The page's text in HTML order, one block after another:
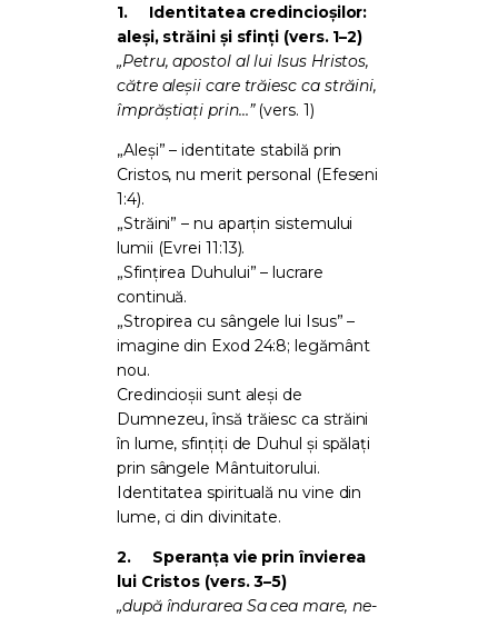
1.
Identitatea credincioșilor:
aleși, străini și sfinți (vers. 1–2)
„Petru, apostol al lui Isus Hristos,
către aleșii care trăiesc ca străini,
împrăștiați prin…”(vers. 1)
„Aleși” – identitate stabilă prin
Cristos, nu merit personal (Efeseni
1:4).
„Străini” – nu aparțin sistemului
lumii (Evrei 11:13).
„Sfințirea Duhului” – lucrare
continuă.
„Stropirea cu sângele lui Isus” –
imagine din Exod 24:8; legământ
nou.
Credincioșii sunt aleși de
Dumnezeu, însă trăiesc ca străini
în lume, sfințiți de Duhul și spălați
prin sângele Mântuitorului.
Identitatea spirituală nu vine din
lume, ci din divinitate.
2.
Speranța vie prin învierea
lui Cristos (vers. 3–5)
„după îndurarea Sa cea mare, ne-